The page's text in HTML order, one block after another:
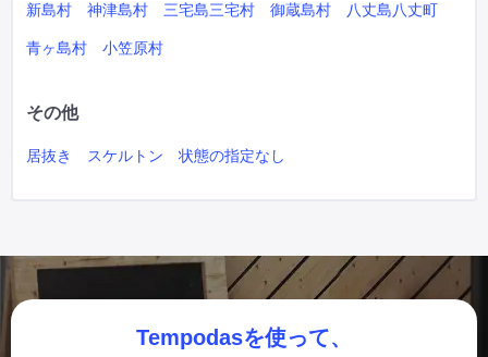
新島村 神津島村 三宅島三宅村 御蔵島村 八丈島八丈町
青ヶ島村 小笠原村
その他
居抜き スケルトン 状態の指定なし
Tempodasを使って、